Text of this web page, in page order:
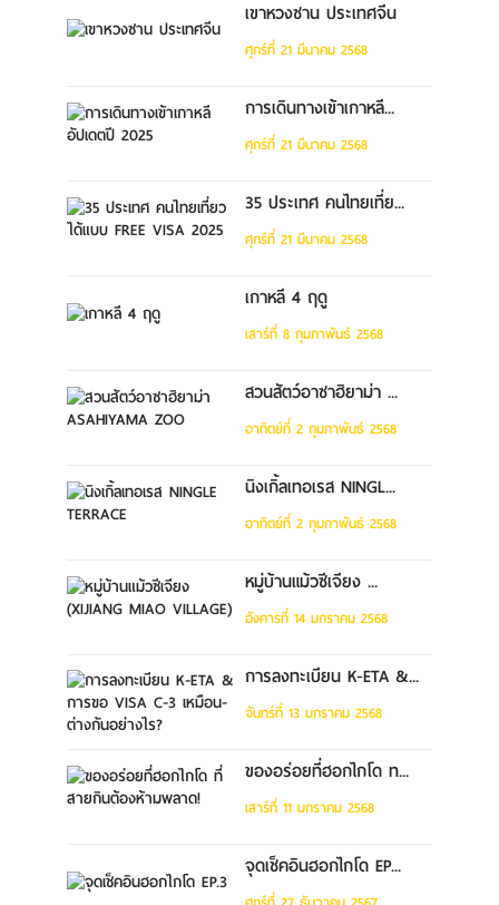
เขาหวงซาน ประเทศจีน
ศุกร์ที่ 21 มีนาคม 2568
การเดินทางเข้าเกาหลี...
ศุกร์ที่ 21 มีนาคม 2568
35 ประเทศ คนไทยเที่ย...
ศุกร์ที่ 21 มีนาคม 2568
เกาหลี 4 ฤดู
เสาร์ที่ 8 กุมภาพันธ์ 2568
สวนสัตว์อาซาฮิยาม่า ...
อาทิตย์ที่ 2 กุมภาพันธ์ 2568
นิงเกิ้ลเทอเรส NINGL...
อาทิตย์ที่ 2 กุมภาพันธ์ 2568
หมู่บ้านแม้วซีเจียง ...
อังคารที่ 14 มกราคม 2568
การลงทะเบียน K-ETA &...
จันทร์ที่ 13 มกราคม 2568
ของอร่อยที่ฮอกไกโด ท...
เสาร์ที่ 11 มกราคม 2568
จุดเช็คอินฮอกไกโด EP...